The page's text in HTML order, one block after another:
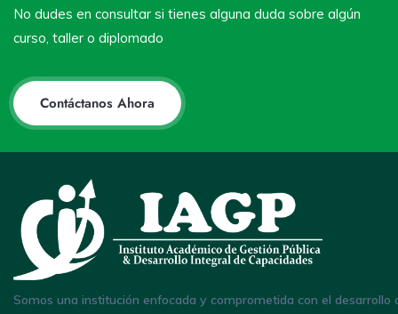
No dudes en consultar si tienes alguna duda sobre algún
curso, taller o diplomado
Contáctanos Ahora
Somos una institución enfocada y comprometida con el desarrollo